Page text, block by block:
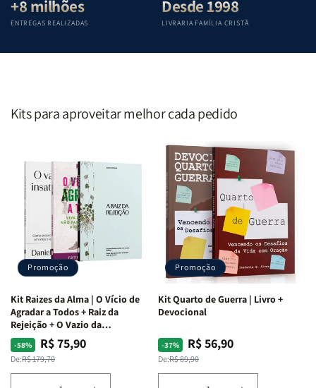
+8 milhões
ENTREGAS REALIZADAS
Desde 1998
LIVRARIA FAMÍLIA CRISTÃ
Kits para aproveitar melhor cada pedido
Promoção
Kit Raizes da Alma | O Vício de
Agradar a Todos + Raiz da
Rejeição + O Vazio da
Insatisfação.
-58%
Preço
normal
De:R$ 179,70
Preço
promocional
R$ 75,90
Promoção
Kit Quarto de Guerra | Livro +
Devocional
-37%
Preço
normal
De:R$ 89,90
Preço
promocional
R$ 56,90